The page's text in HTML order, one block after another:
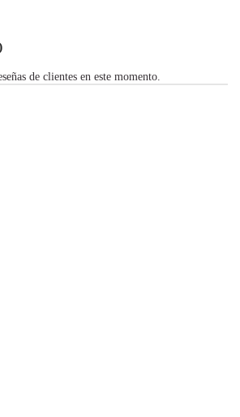
de clientes en este momento.